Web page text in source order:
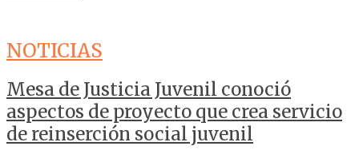
NOTICIAS
Mesa de Justicia Juvenil conoció
aspectos de proyecto que crea servicio
de reinserción social juvenil